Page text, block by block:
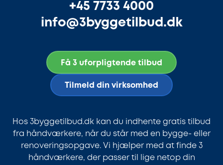
+45 7733 4000
info@3byggetilbud.dk
Få 3 uforpligtende tilbud
Tilmeld din virksomhed
Hos 3byggetilbud.dk kan du indhente gratis tilbud
fra håndværkere, når du står med en bygge- eller
renoveringsopgave. Vi hjælper med at finde 3
håndværkere, der passer til lige netop din